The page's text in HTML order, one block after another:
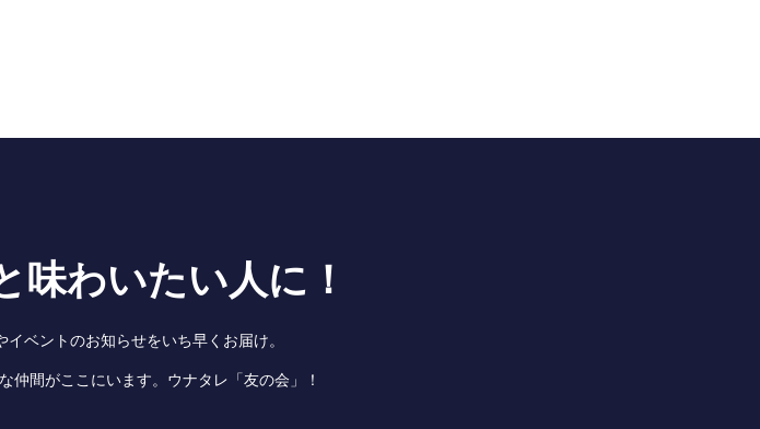
味わいたい人に！
ベントのお知らせをいち早くお届け。
仲間がここにいます。ウナタレ「友の会」！